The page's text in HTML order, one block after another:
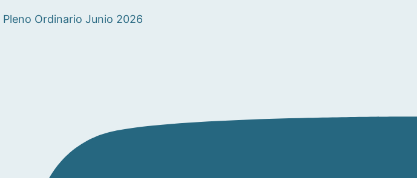
Pleno Ordinario Junio 2026